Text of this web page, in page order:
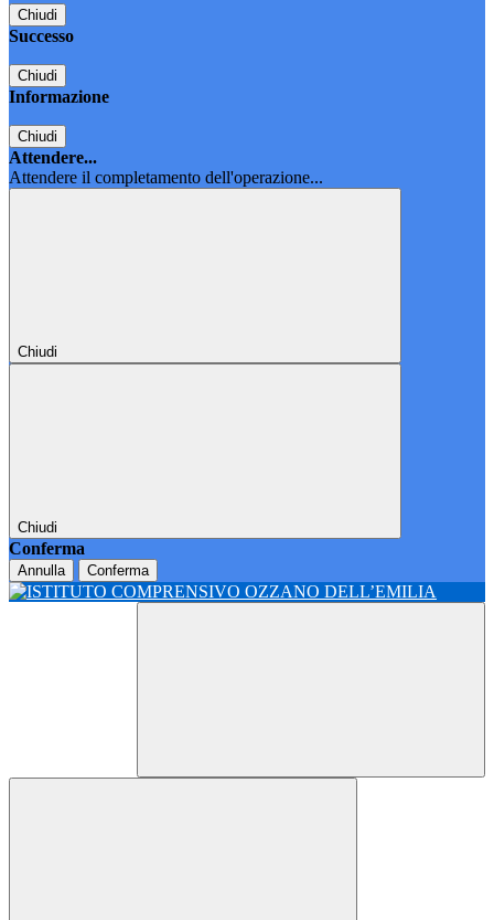
Chiudi
Successo
Chiudi
Informazione
Chiudi
Attendere...
Attendere il completamento dell'operazione...
Chiudi
Chiudi
Conferma
Annulla Conferma